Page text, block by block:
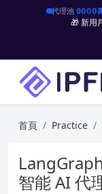
代理池 9000
🎁 新用
首頁 Practice
智能 AI 代